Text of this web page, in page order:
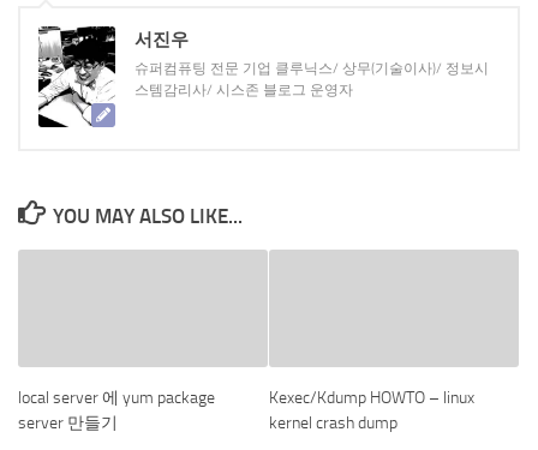
서진우
슈퍼컴퓨팅 전문 기업 클루닉스/ 상무(기술이사)/ 정보시
스템감리사/ 시스존 블로그 운영자
YOU MAY ALSO LIKE...
local server 에 yum package
server 만들기
Kexec/Kdump HOWTO – linux
kernel crash dump